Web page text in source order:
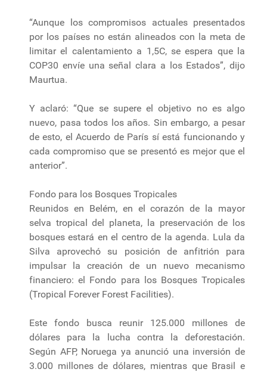
“Aunque los compromisos actuales presentados
por los países no están alineados con la meta de
limitar el calentamiento a 1,5C, se espera que la
COP30 envíe una señal clara a los Estados”, dijo
Maurtua.
Y aclaró: “Que se supere el objetivo no es algo
nuevo, pasa todos los años. Sin embargo, a pesar
de esto, el Acuerdo de París sí está funcionando y
cada compromiso que se presentó es mejor que el
anterior”.
Fondo para los Bosques Tropicales
Reunidos en Belém, en el corazón de la mayor
selva tropical del planeta, la preservación de los
bosques estará en el centro de la agenda. Lula da
Silva aprovechó su posición de anfitrión para
impulsar la creación de un nuevo mecanismo
financiero: el Fondo para los Bosques Tropicales
(Tropical Forever Forest Facilities).
Este fondo busca reunir 125.000 millones de
dólares para la lucha contra la deforestación.
Según AFP, Noruega ya anunció una inversión de
3.000 millones de dólares, mientras que Brasil e